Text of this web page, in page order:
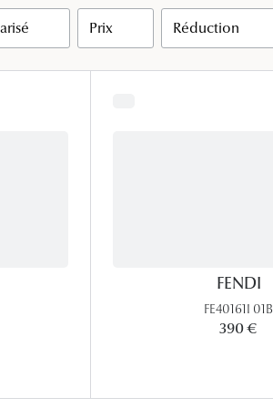
Accessoires audition
Tous nos accessoires
Prix Réduction
FENDI
FE40161I 01B
390 €